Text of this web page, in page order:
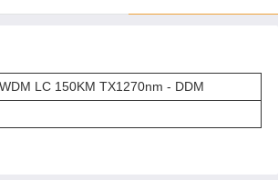
LC 150KM TX1270nm - DDM